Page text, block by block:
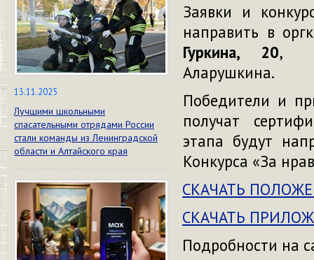
13.11.2025
Лучшими школьными
спасательными отрядами России
стали команды из Ленинградской
области и Алтайского края
Заявки и
направить в
Гуркина, 20, в
Аларушкина.
Победители и
получат
этапа будут
Конкурса «За
СКАЧАТЬ
СКАЧАТЬ
Подробности на